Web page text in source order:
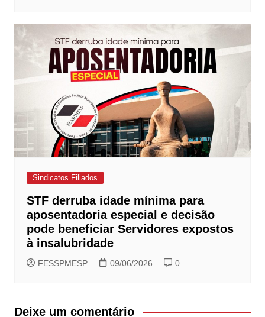
Sindicatos Filiados
STF derruba idade mínima para
aposentadoria especial e decisão
pode beneficiar Servidores expostos
à insalubridade
FESSPMESP 09/06/2026 0
Deixe um comentário